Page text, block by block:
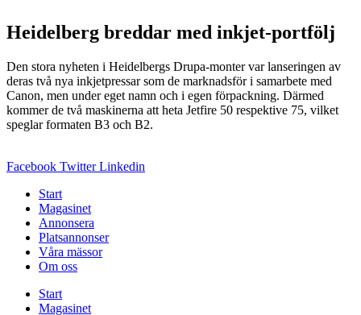
Heidelberg breddar med inkjet-portfölj
Den stora nyheten i Heidelbergs Drupa-monter var lanseringen av
deras två nya inkjetpressar som de marknadsför i samarbete med
Canon, men under eget namn och i egen förpackning. Därmed
kommer de två maskinerna att heta Jetfire 50 respektive 75, vilket
speglar formaten B3 och B2.
Facebook Twitter Linkedin
Start
Magasinet
Annonsera
Platsannonser
Våra mässor
Om oss
Start
Magasinet